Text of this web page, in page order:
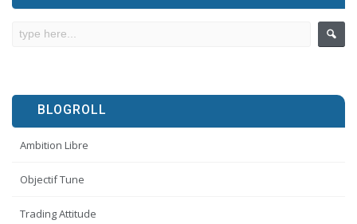
BLOGROLL
Ambition Libre
Objectif Tune
Trading Attitude